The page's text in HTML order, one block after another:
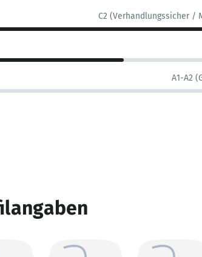
C2 (Verhandlungssicher /
A1-A2